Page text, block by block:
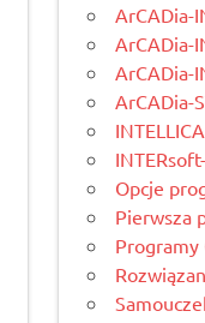
ArCADia-
ArCADia-
ArCADia-
ArCADia-
Opcje
Pierwsza
Programy